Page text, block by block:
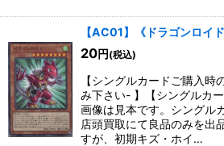
【AC01】《ドラゴンロイド
20円 (税込)
【シングルカードご購入時
み下さい- 】【シングルカー
画像は見本です。シングル
店頭買取にて良品のみを出
すが、初期キズ・ホイ…